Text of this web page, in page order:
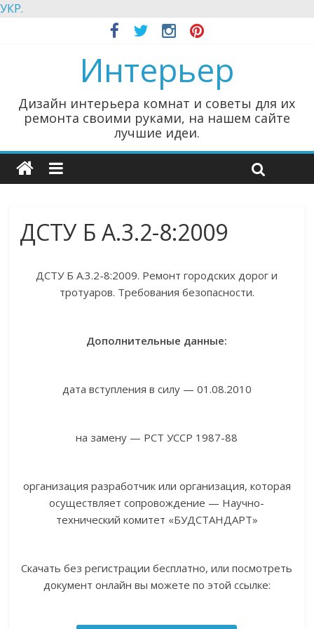
УКР.
Интерьер
Дизайн интерьера комнат и советы для их
ремонта своими руками, на нашем сайте
лучшие идеи.
ДСТУ Б А.3.2-8:2009
ДСТУ Б А.3.2-8:2009. Ремонт городских дорог и
тротуаров. Требования безопасности.
Дополнительные данные:
дата вступления в силу — 01.08.2010
на замену — РСТ УССР 1987-88
организация разработчик или организация, которая
осуществляет сопровождение — Научно-
технический комитет «БУДСТАНДАРТ»
Скачать без регистрации бесплатно, или посмотреть
документ онлайн вы можете по этой ссылке: